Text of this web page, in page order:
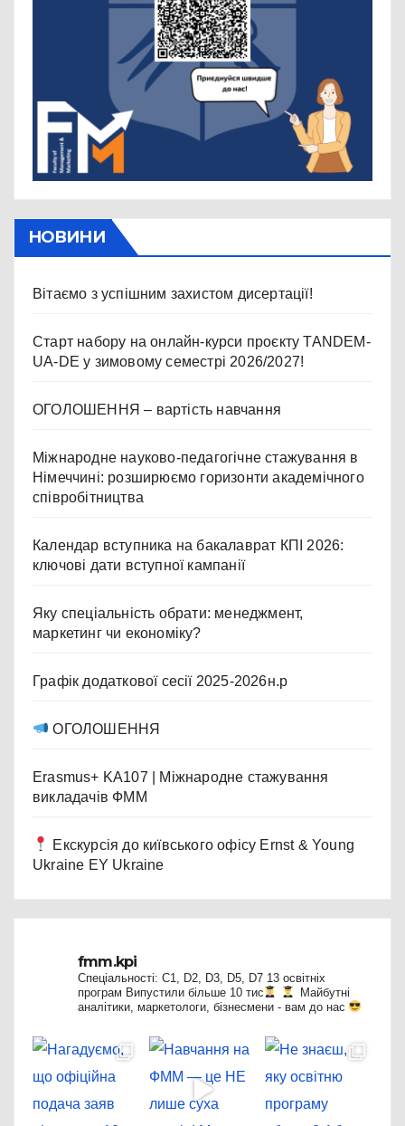
НОВИНИ
Вітаємо з успішним захистом дисертації!
Старт набору на онлайн-курси проєкту TANDEM-
UA-DE у зимовому семестрі 2026/2027!
ОГОЛОШЕННЯ – вартість навчання
Міжнародне науково-педагогічне стажування в
Німеччині: розширюємо горизонти академічного
співробітництва
Календар вступника на бакалаврат КПІ 2026:
ключові дати вступної кампанії
Яку спеціальність обрати: менеджмент,
маркетинг чи економіку?
Графік додаткової сесії 2025-2026н.р
ОГОЛОШЕННЯ
Erasmus+ KA107 | Міжнародне стажування
викладачів ФММ
Екскурсія до київського офісу Ernst & Young
Ukraine EY Ukraine
fmm.kpi
Спеціальності: C1, D2, D3, D5, D7 13 освітніх
програм Випустили більше 10 тис
Майбутні
аналітики, маркетологи, бізнесмени - вам до нас